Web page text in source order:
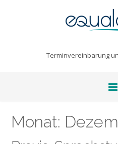
Terminvereinbarung
Monat: